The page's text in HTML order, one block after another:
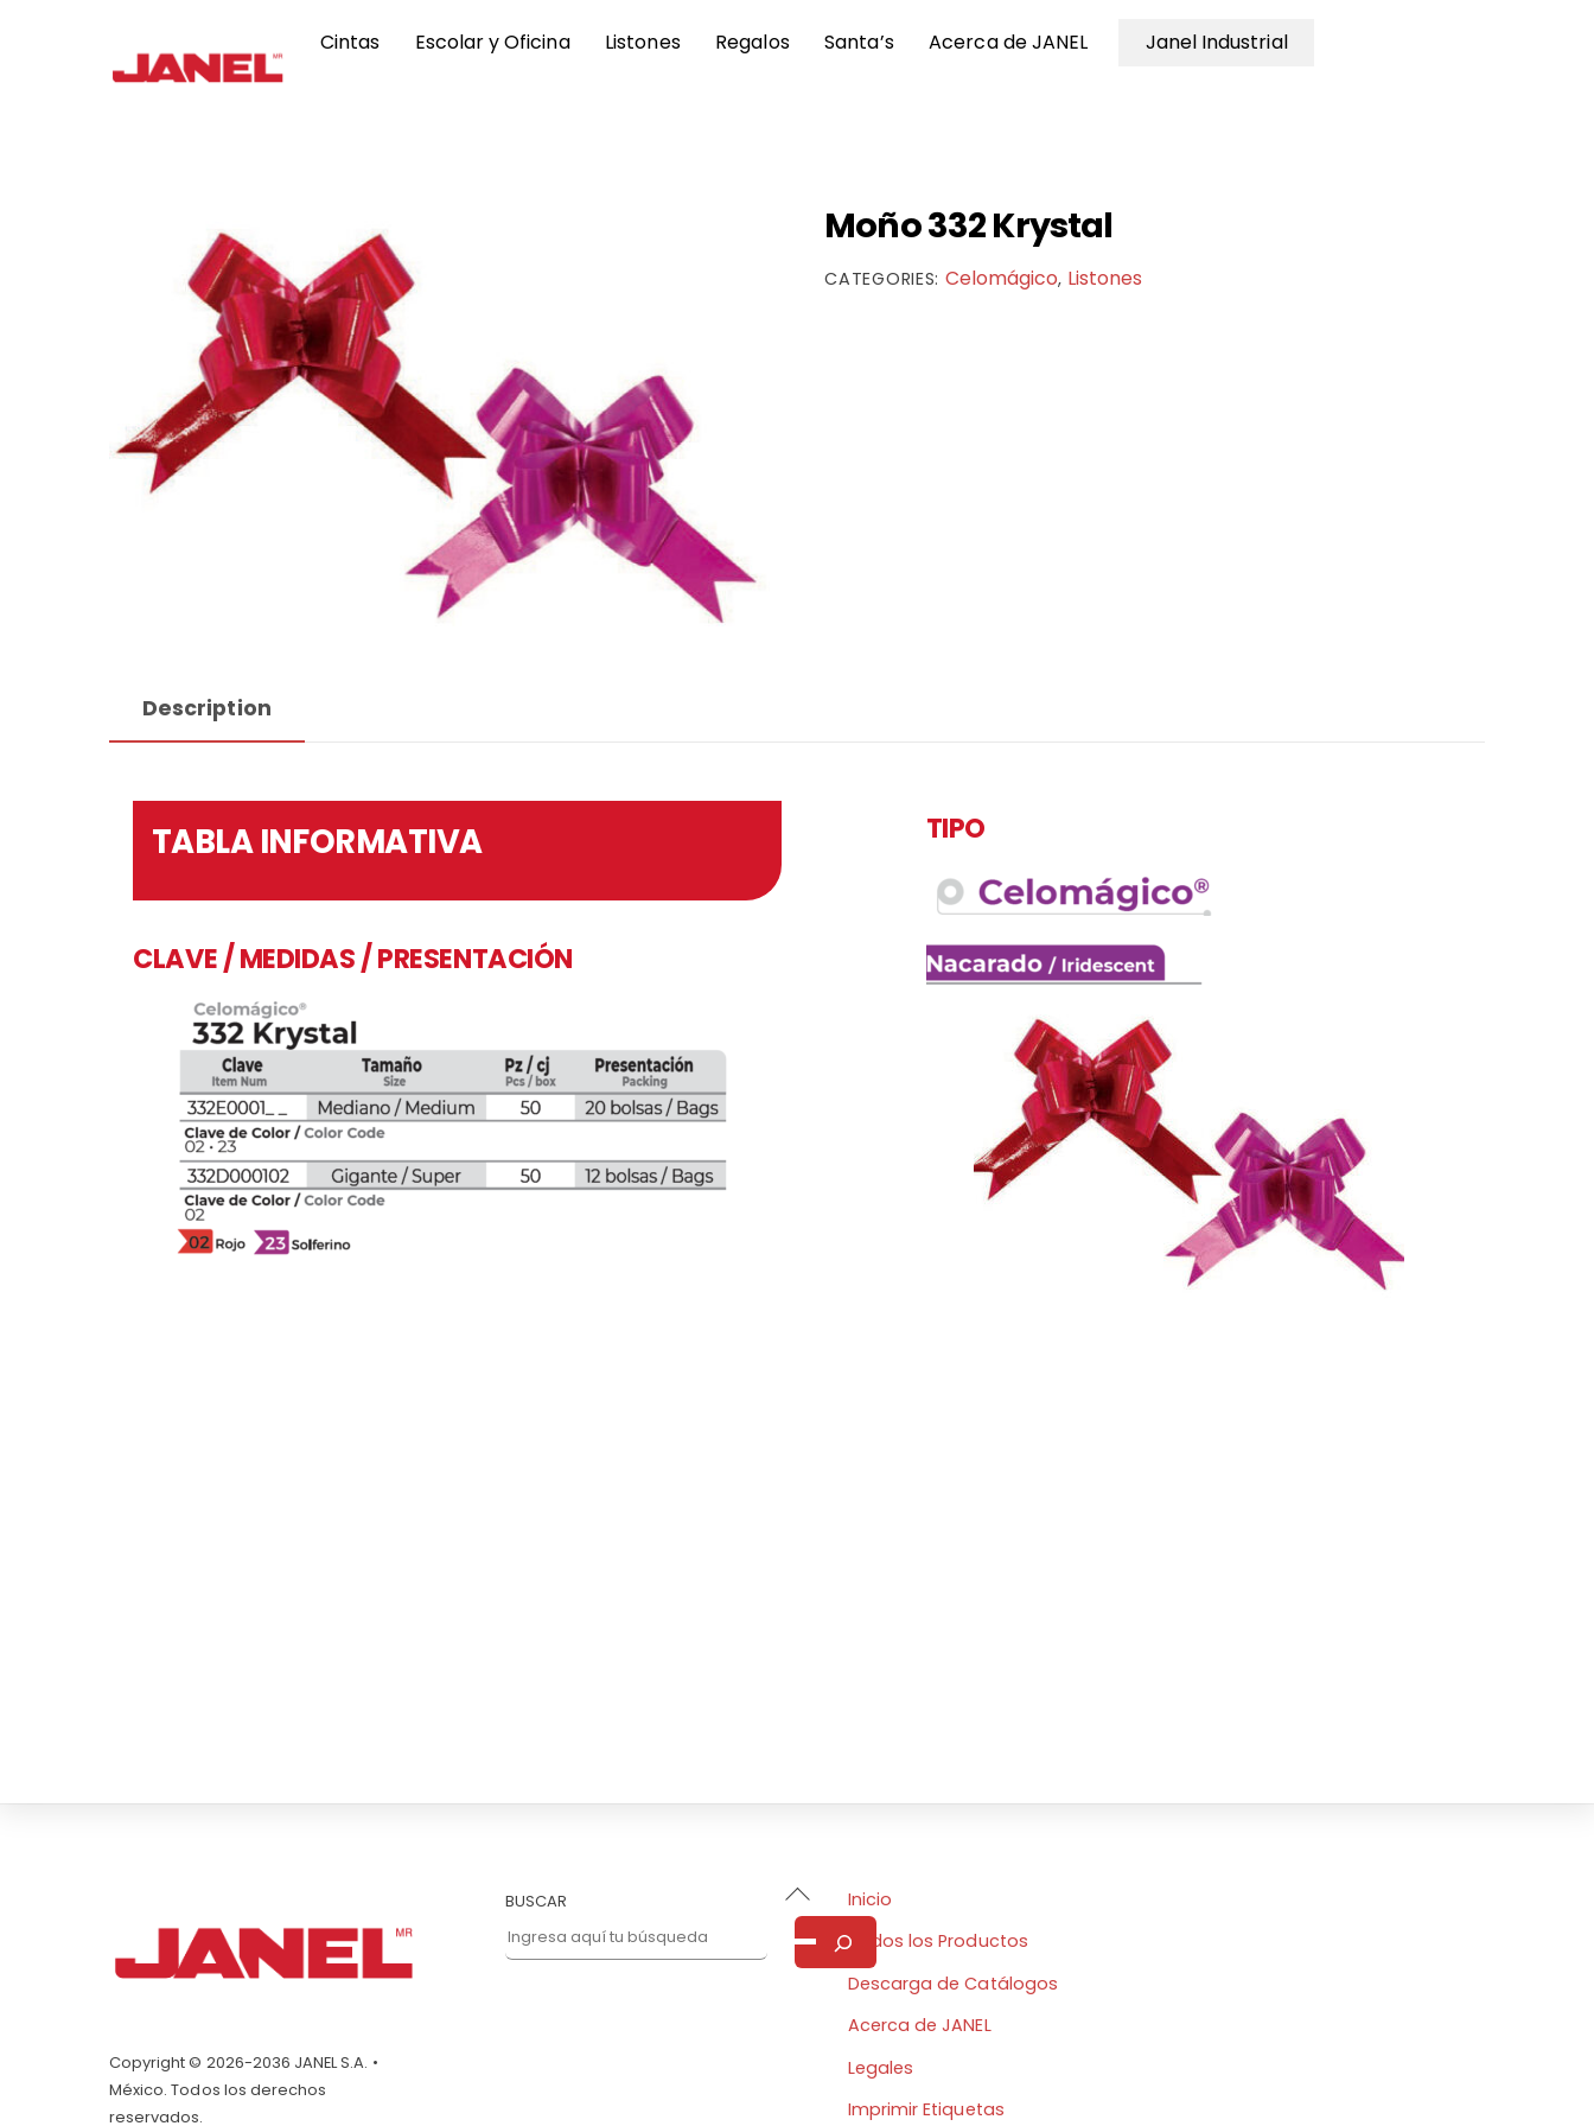
Cintas Escolar y Oficina Listones Regalos Santa’s Acerca de JANEL Janel Industrial
Moño 332 Krystal
CATEGORIES: Celomágico, Listones
Description
TABLA INFORMATIVA
CLAVE / MEDIDAS / PRESENTACIÓN
TIPO
Back
To
Top
Copyright © 2026-2036 JANEL S.A. •
México. Todos los derechos
reservados.
BUSCAR
Inicio
Todos los Productos
Descarga de Catálogos
Acerca de JANEL
Legales
Imprimir Etiquetas